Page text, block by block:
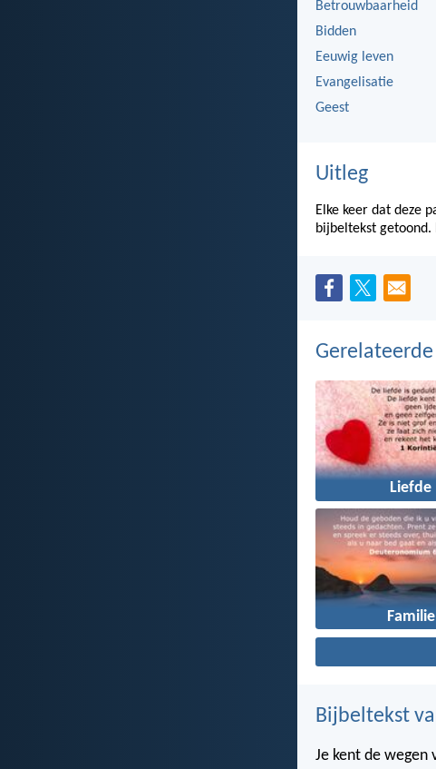
Betrouwbaarheid
Bidden
Eeuwig leven
Evangelisatie
Geest
Uitleg
Elke keer dat deze
bijbeltekst getoond.
Liefde
Familie
Bijbeltekst
Je kent de